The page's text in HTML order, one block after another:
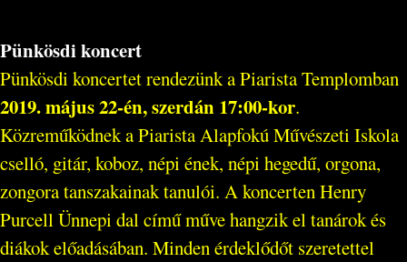
Pünkösdi koncert
Pünkösdi koncertet rendezünk a Piarista Templomban
2019. május 22-én, szerdán 17:00-kor.
Közreműködnek a Piarista Alapfokú Művészeti Iskola
cselló, gitár, koboz, népi ének, népi hegedű, orgona,
zongora tanszakainak tanulói. A koncerten Henry
Purcell Ünnepi dal című műve hangzik el tanárok és
diákok előadásában. Minden érdeklődőt szeretettel